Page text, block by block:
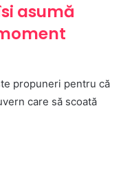
asumă
propuneri pentru că
care să scoată